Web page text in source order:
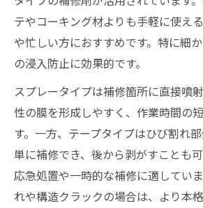
テやコーキング材よりも手軽に使え
や忙しい方におすすめです。特に細
の浸入防止に効果的です。
スプレータイプは補修箇所に直接噴
性の膜を形成しやすく、作業時間の
す。一方、テープタイプはひび割れ
単に補修でき、後から剥がすことも
応急処置や一時的な補修に適してい
れや構造クラックの場合は、より本